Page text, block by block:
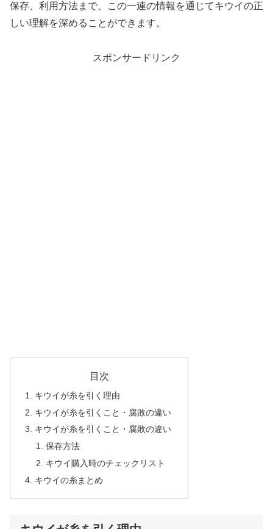
保存、利用方法まで、この一連の情報を通じてキウイの正
しい理解を深めることができます。
スポンサードリンク
目次
キウイが糸を引く理由
キウイが糸を引くこと・腐敗の違い
キウイが糸を引くこと・腐敗の違い
保存方法
キウイ購入時のチェックリスト
キウイの糸まとめ